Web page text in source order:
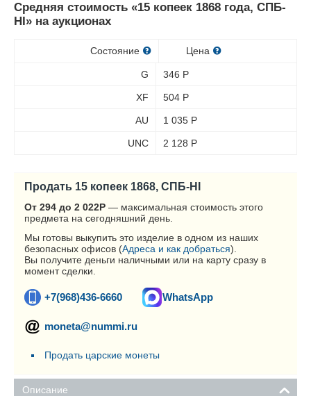
Средняя стоимость «15 копеек 1868 года, СПБ-
HI» на аукционах
Состояние Цена
G 346 Р
XF 504 Р
AU 1 035 Р
UNC 2 128 Р
Продать 15 копеек 1868, СПБ-HI
От 294 до 2 022Р — максимальная стоимость этого
предмета на сегодняшний день.
Мы готовы выкупить это изделие в одном из наших
безопасных офисов (Адреса и как добраться).
Вы получите деньги наличными или на карту сразу в
момент сделки.
+7(968)436-6660 WhatsApp
moneta@nummi.ru
Продать царские монеты
Описание